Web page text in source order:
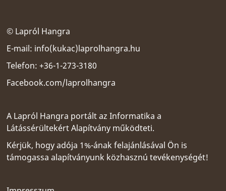
© Lapról Hangra
E-mail: info(kukac)laprolhangra.hu
Telefon: +36-1-273-3180
Facebook.com/laprolhangra
A Lapról Hangra portált azInformatika a
Látássérültekért Alapítvány működteti.
Kérjük, hogy adója 1%-ának felajánlásával Ön is
támogassa alapítványunk közhasznú tevékenységét!